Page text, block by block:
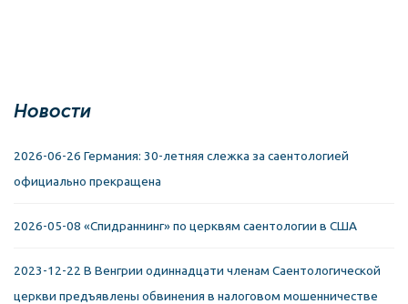
Новости
2026-06-26 Германия: 30-летняя слежка за саентологией
официально прекращена
2026-05-08 «Спидраннинг» по церквям саентологии в США
2023-12-22 В Венгрии одиннадцати членам Саентологической
церкви предъявлены обвинения в налоговом мошенничестве